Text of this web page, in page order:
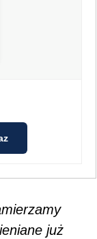
już